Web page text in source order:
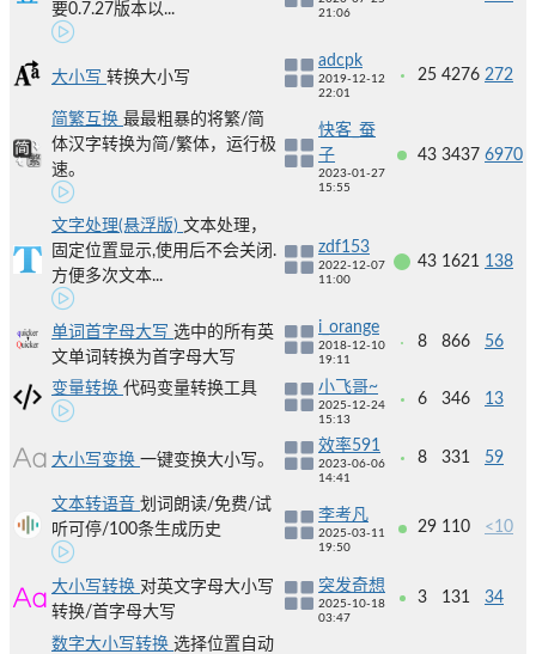
要0.7.27版本以...
21:06
大小写 转换大小写
adcpk
2019-12-12
22:01
25 4276 272
简繁互换 最最粗暴的将繁/简
体汉字转换为简/繁体，运行极
速。
快客_蚕
子
2023-01-27
15:55
43 3437 6970
文字处理(悬浮版) 文本处理，
固定位置显示,使用后不会关闭.
方便多次文本...
zdf153
2022-12-07
11:00
43 1621 138
单词首字母大写 选中的所有英
文单词转换为首字母大写
i_orange
2018-12-10
19:11
8 866 56
变量转换 代码变量转换工具 小飞哥~
2025-12-24
15:13
6 346 13
大小写变换 一键变换大小写。
效率591
2023-06-06
14:41
8 331 59
文本转语音 划词朗读/免费/试
听可停/100条生成历史
李考凡
2025-03-11
19:50
29 110 <10
大小写转换 对英文字母大小写
转换/首字母大写
突发奇想
2025-10-18
03:47
3 131 34
数字大小写转换 选择位置自动